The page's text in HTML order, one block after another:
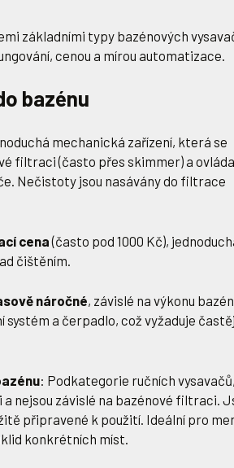
základními typy bazénových
cenou a mírou automatizace.
bazénu
mechanická zařízení, která se
filtraci (často přes skimmer) a
Nečistoty jsou nasávány do filtrace
cena(často pod 1000 Kč),
čištěním.
náročné, závislé na výkonu
a čerpadlo, což vyžaduje
: Podkategorie ručních vysavačů,
nejsou závislé na bazénové filtraci.
připravené k použití. Ideální pro
konkrétních míst.